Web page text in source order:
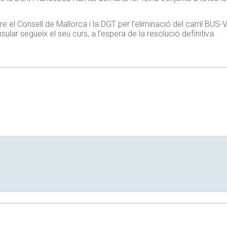
el Consell de Mallorca i la DGT per l’eliminació del carril BUS-
segueix el seu curs, a l’espera de la resolució definitiva.